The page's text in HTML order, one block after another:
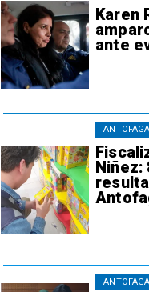
Karen
ante